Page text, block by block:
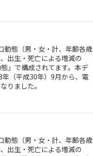
動態（男・女・計、年齢各歳
出生・死亡による増減の
」で構成されてます。本デ
（平成30年）9月から、電
りました。
動態（男・女・計、年齢各歳
出生・死亡による増減の